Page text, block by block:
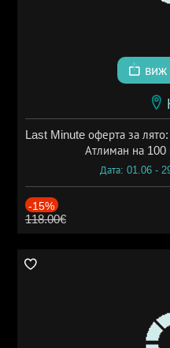
виж
Last Minute оферта за
Атлиман на 100
Дата: 01.06 -
-15%
118.00€